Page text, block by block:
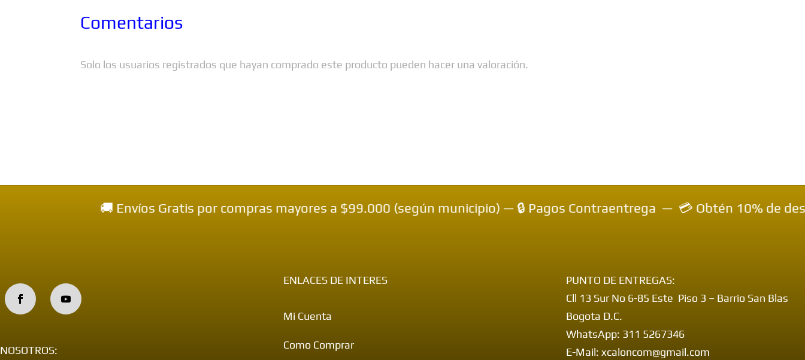
Comentarios
Solo los usuarios registrados que hayan comprado este producto pueden hacer una valoración.
🚚 Envíos Gratis por compras mayores a $99.000 (según municipio) — 🔒 Pagos Contraentrega — 💳 Obtén 10% de descuento
NOSOTROS:
ENLACES DE INTERES
Mi Cuenta
Como Comprar
PUNTO DE ENTREGAS:
Cll 13 Sur No 6-85 Este Piso 3 – Barrio San Blas
Bogota D.C.
WhatsApp: 311 5267346
E-Mail: xcaloncom@gmail.com